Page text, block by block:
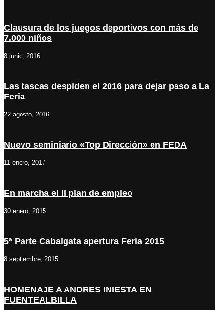
Clausura de los juegos deportivos con más de
7.000 niños
8 junio, 2016
Las tascas despiden el 2016 para dejar paso a La
Feria
22 agosto, 2016
Nuevo seminiario «Top Dirección» en FEDA
11 enero, 2017
En marcha el II plan de empleo
30 enero, 2015
5ª Parte Cabalgata apertura Feria 2015
8 septiembre, 2015
HOMENAJE A ANDRES INIESTA EN
FUENTEALBILLA